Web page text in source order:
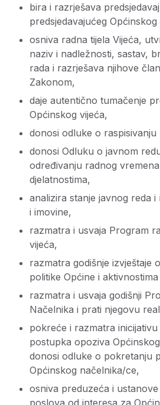
bira i razrješava
predsjedavajućeg Općinskog
osniva radna tijela Vijeća,
naziv i nadležnosti, sastav,
rada i razrješava njihove
Zakonom,
daje autentično tumačenje
Općinskog vijeća,
donosi odluke o
donosi Odluku o javnom
određivanju radnog
djelatnostima,
analizira stanje javnog reda
i imovine,
razmatra i usvaja Program
vijeća,
razmatra godišnje izvještaje
politike Općine i
razmatra i usvaja godišnji
Načelnika i prati njegovu
pokreće i razmatra
postupka opoziva
donosi odluke o pokretanju
Općinskog načelnika/ce,
osniva preduzeća i
poslova od interesa za